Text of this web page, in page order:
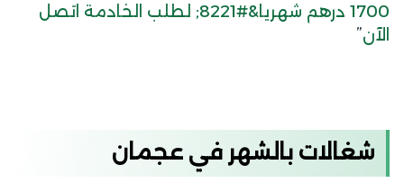
1700 درهم شهريا&#8221; لطلب الخادمة اتصل
الآن”
شغالات بالشهر في عجمان